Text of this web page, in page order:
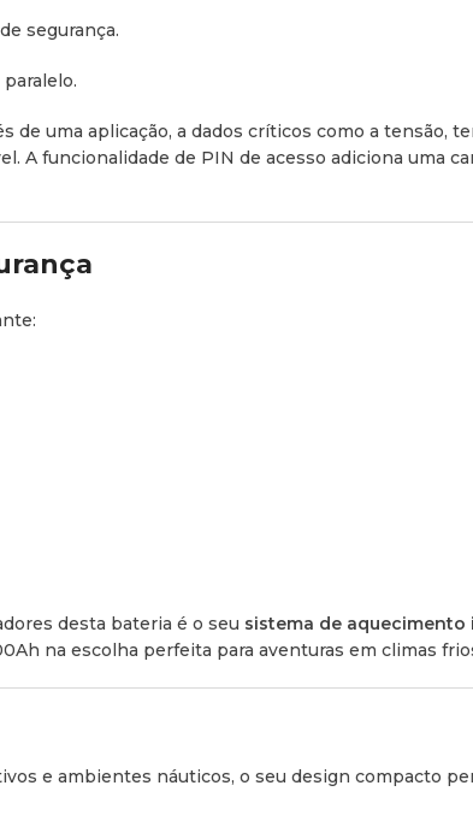
segurança.
uma aplicação, a dados críticos como a tensão,
funcionalidade de PIN de acesso adiciona uma
desta bateria é o seu sistema de aquecimento
na escolha perfeita para aventuras em climas
e ambientes náuticos, o seu design compacto